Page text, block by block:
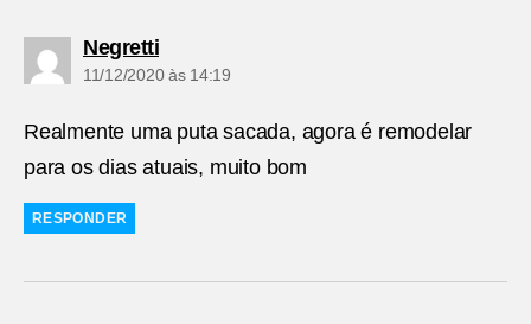
Negrettidiz:
11/12/2020 às 14:19
Realmente uma puta sacada, agora é remodelar
para os dias atuais, muito bom
RESPONDER